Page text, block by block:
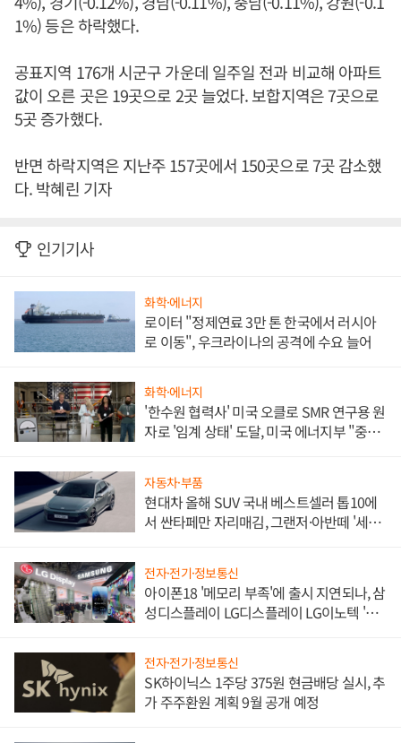
1%) 등은 하락했다.
공표지역 176개 시군구 가운데 일주일 전과 비교해 아파트
값이 오른 곳은 19곳으로 2곳 늘었다. 보합지역은 7곳으로
5곳 증가했다.
반면 하락지역은 지난주 157곳에서 150곳으로 7곳 감소했
다. 박혜린 기자
인기기사
화학·에너지
로이터 "정제연료 3만 톤 한국에서 러시아
로 이동", 우크라이나의 공격에 수요 늘어
화학·에너지
'한수원 협력사' 미국 오클로 SMR 연구용 원
자로 '임계 상태' 도달, 미국 에너지부 "중요
자동차·부품
현대차 올해 SUV 국내 베스트셀러 톱10에
서 싼타페만 자리매김, 그랜저·아반떼 '세단
전자·전기·정보통신
아이폰18 '메모리 부족'에 출시 지연되나, 삼
성디스플레이 LG디스플레이 LG이노텍 '탈
전자·전기·정보통신
SK하이닉스 1주당 375원 현금배당 실시, 추
가 주주환원 계획 9월 공개 예정